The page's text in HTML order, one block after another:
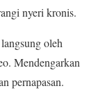
nyeri kronis.
oleh
Mendengarkan
pernapasan.